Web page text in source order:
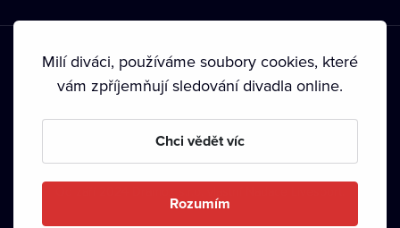
Podmínky používání • Ochrana soukromí • Zásady používání
• Autorská práva•
Milí diváci, používáme soubory cookies, které
vám zpříjemňují sledování divadla online.
Chci vědět víc
Rozumím